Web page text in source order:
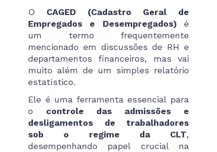
O CAGED (Cadastro Geral de
Empregados e Desempregados) é
um termo frequentemente
mencionado em discussões de RH e
departamentos financeiros, mas vai
muito além de um simples relatório
estatístico.
Ele é uma ferramenta essencial para
o controle das admissões e
desligamentos de trabalhadores
sob o regime da CLT,
desempenhando papel crucial na